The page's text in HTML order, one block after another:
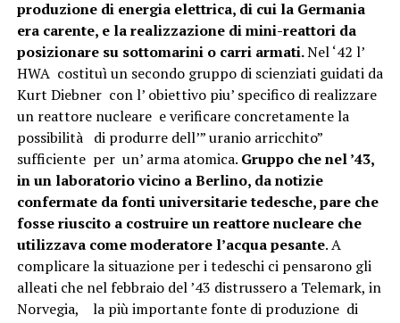
produzione di energia elettrica, di cui la Germania
era carente, e la realizzazione di mini-reattori da
posizionare su sottomarini o carri armati.Nel ‘42 l’
HWA costituì un secondo gruppo di scienziati guidati da
Kurt Diebner con l’ obiettivo piu’ specifico di realizzare
un reattore nucleare e verificare concretamente la
possibilità di produrre dell’” uranio arricchito”
sufficiente per un’ arma atomica. Gruppo che nel ’43,
in un laboratorio vicino a Berlino, da notizie
confermate da fonti universitarie tedesche, pare che
fosse riuscito a costruire un reattore nucleare che
utilizzava come moderatore l’acqua pesante. A
complicare la situazione per i tedeschi ci pensarono gli
alleati che nel febbraio del ’43 distrussero a Telemark, in
Norvegia, la più importante fonte di produzione di